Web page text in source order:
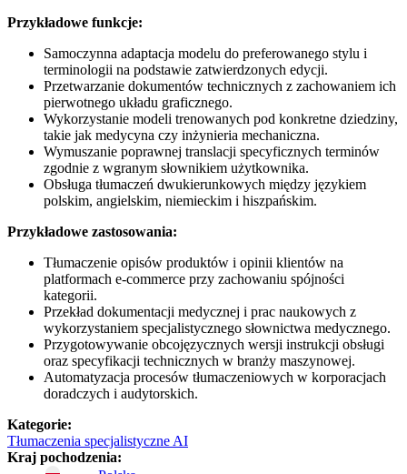
Przykładowe funkcje:
Samoczynna adaptacja modelu do preferowanego stylu i
terminologii na podstawie zatwierdzonych edycji.
Przetwarzanie dokumentów technicznych z zachowaniem ich
pierwotnego układu graficznego.
Wykorzystanie modeli trenowanych pod konkretne dziedziny,
takie jak medycyna czy inżynieria mechaniczna.
Wymuszanie poprawnej translacji specyficznych terminów
zgodnie z wgranym słownikiem użytkownika.
Obsługa tłumaczeń dwukierunkowych między językiem
polskim, angielskim, niemieckim i hiszpańskim.
Przykładowe zastosowania:
Tłumaczenie opisów produktów i opinii klientów na
platformach e-commerce przy zachowaniu spójności
kategorii.
Przekład dokumentacji medycznej i prac naukowych z
wykorzystaniem specjalistycznego słownictwa medycznego.
Przygotowywanie obcojęzycznych wersji instrukcji obsługi
oraz specyfikacji technicznych w branży maszynowej.
Automatyzacja procesów tłumaczeniowych w korporacjach
doradczych i audytorskich.
Kategorie:
Tłumaczenia specjalistyczne AI
Kraj pochodzenia: